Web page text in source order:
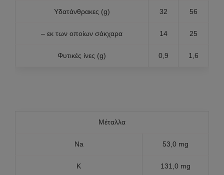
Υδατάνθρακες (g) 32 56
– εκ των οποίων σάκχαρα 14 25
Φυτικές ίνες (g) 0,9 1,6
Μέταλλα
Na 53,0 mg
K 131,0 mg